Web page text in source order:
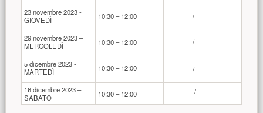
23 novembre 2023 -
GIOVEDÌ
10:30 – 12:00 /
29 novembre 2023 –
MERCOLEDÌ
10:30 – 12:00 /
5 dicembre 2023 -
MARTEDÌ
10:30 – 12:00 /
16 dicembre 2023 –
SABATO
10:30 – 12:00 /